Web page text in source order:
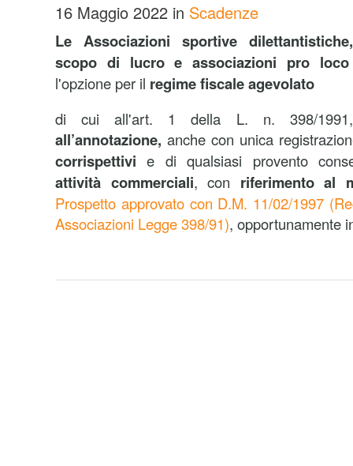
16 Maggio 2022 in Scadenze
Le Associazioni sportive
scopo di lucro e associazioni pro loco
l'opzione per il regime fiscale agevolato
di cui all'art. 1 della L. n. 398/1991,
all’annotazione, anche con unica
corrispettivie di qualsiasi provento
attività commerciali, con riferimento al
Prospetto approvato con D.M. 11/02/1997
Associazioni Legge 398/91), opportunamente